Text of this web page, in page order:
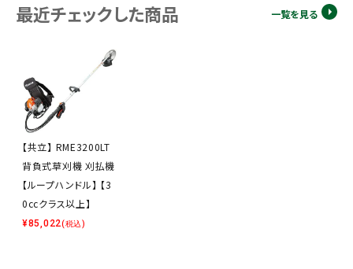
最近チェックした商品 一覧を見る
【共立】 RME3200LT
背負式草刈機 刈払機
【ループハンドル】 【3
0ccクラス以上】
¥85,022(税込)